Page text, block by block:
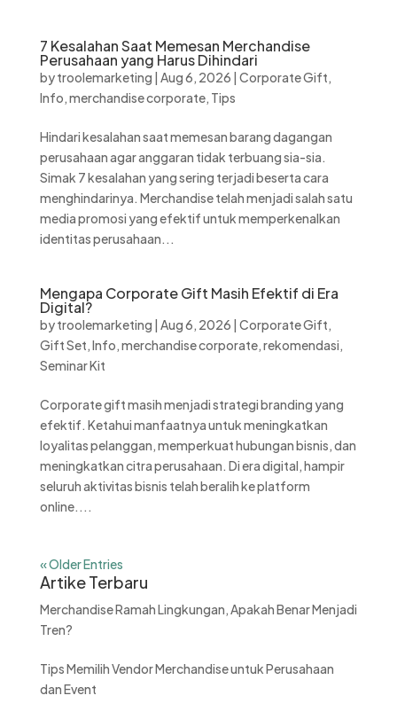
7 Kesalahan Saat Memesan Merchandise
Perusahaan yang Harus Dihindari
bytroolemarketing | Aug 6, 2026 | Corporate Gift,
Info,merchandise corporate, Tips
Hindari kesalahan saat memesan barang dagangan
perusahaan agar anggaran tidak terbuang sia-sia.
Simak 7 kesalahan yang sering terjadi beserta cara
menghindarinya. Merchandise telah menjadi salah satu
media promosi yang efektif untuk memperkenalkan
identitas perusahaan...
Mengapa Corporate Gift Masih Efektif di Era
Digital?
bytroolemarketing | Aug 6, 2026 | Corporate Gift,
Gift Set,Info,merchandise corporate,rekomendasi,
Seminar Kit
Corporate gift masih menjadi strategi branding yang
efektif. Ketahui manfaatnya untuk meningkatkan
loyalitas pelanggan, memperkuat hubungan bisnis, dan
meningkatkan citra perusahaan. Di era digital, hampir
seluruh aktivitas bisnis telah beralih ke platform
online....
« Older Entries
Artike Terbaru
Merchandise Ramah Lingkungan, Apakah Benar Menjadi
Tren?
Tips Memilih Vendor Merchandise untuk Perusahaan
dan Event